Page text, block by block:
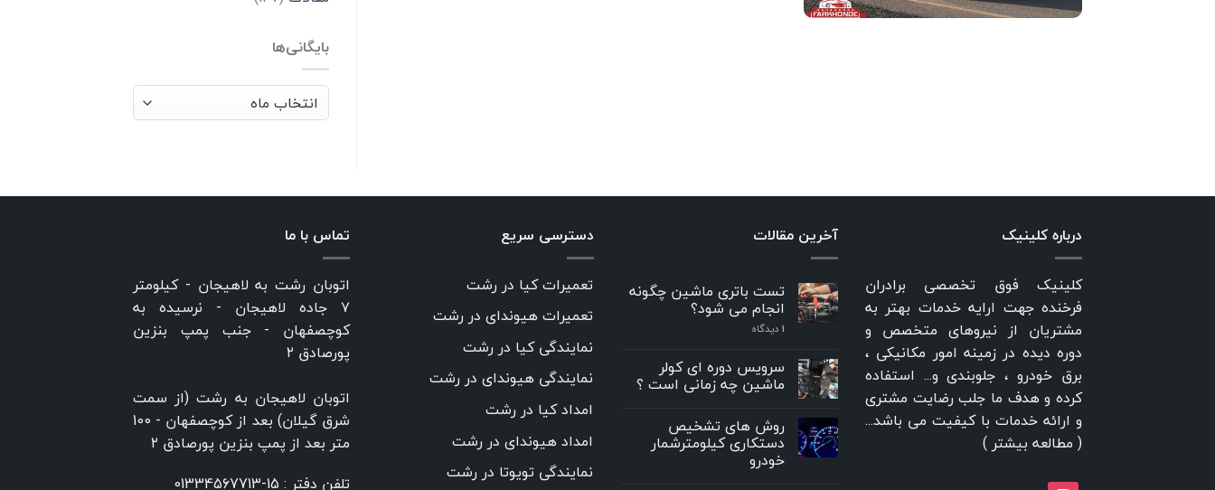
بایگانی‌ها
بایگانی‌ها
درباره کلینیک
کلینیک فوق تخصصی برادران
فرخنده جهت ارایه خدمات بهتر به
مشتریان از نیروهای متخصص و
دوره دیده در زمینه امور مکانیکی ،
برق خودرو ، جلوبندی و... استفاده
کرده و هدف ما جلب رضایت مشتری
و ارائه خدمات با کیفیت می باشد...
( مطالعه بیشتر )
آخرین مقالات
تست باتری ماشین چگونه
انجام می شود؟
۱ دیدگاه
سرویس دوره ای کولر
ماشین چه زمانی است ؟
روش های تشخیص
دستکاری کیلومترشمار
خودرو
دسترسی سریع
تعمیرات کیا در رشت
تعمیرات هیوندای در رشت
نمایندگی کیا در رشت
نمایندگی هیوندای در رشت
امداد کیا در رشت
امداد هیوندای در رشت
نمایندگی تویوتا در رشت
تماس با ما
اتوبان رشت به لاهیجان - کیلومتر
۷ جاده لاهیجان - نرسیده به
کوچصفهان - جنب پمپ بنزین
پورصادق ۲
اتوبان لاهیجان به رشت (از سمت
شرق گیلان) بعد از کوچصفهان - 100
متر بعد از پمپ بنزین پورصادق ۲
تلفن دفتر : 15-01334567713